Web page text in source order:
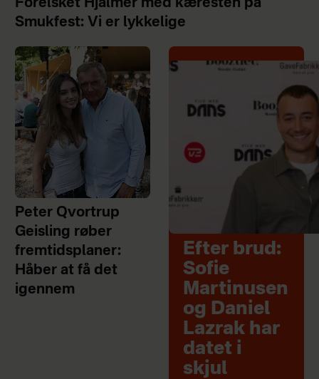
Forelsket Hjalmer med kæresten på
Smukfest: Vi er lykkelige
Peter Qvortrup
Geisling røber
fremtidsplaner:
Håber at få det
igennem
Efter brud:
Sofie
Martinusen
og Daniel
Lazrak har
datet i
skjul